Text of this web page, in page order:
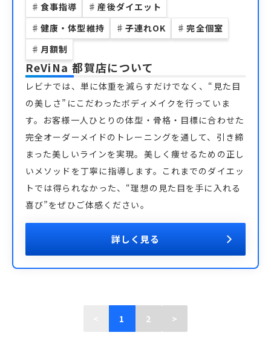
♯ 食事指導 ♯ 産後ダイエット
♯ 健康・体型維持 ♯ 子連れOK ♯ 完全個室
♯ 月額制
ReViNa 都賀店について
レビナでは、単に体重を減らすだけでなく、“見た目
の美しさ”にこだわったボディメイクを行っていま
す。お客様一人ひとりの体型・骨格・目標に合わせた
完全オーダーメイドのトレーニングを通して、引き締
まった美しいラインを実現。美しく痩せるための正し
いメソッドを丁寧に指導します。これまでのダイエッ
トでは得られなかった、“理想の見た目を手に入れる
喜び”をぜひご体感ください。
詳しく見る
1 2 >